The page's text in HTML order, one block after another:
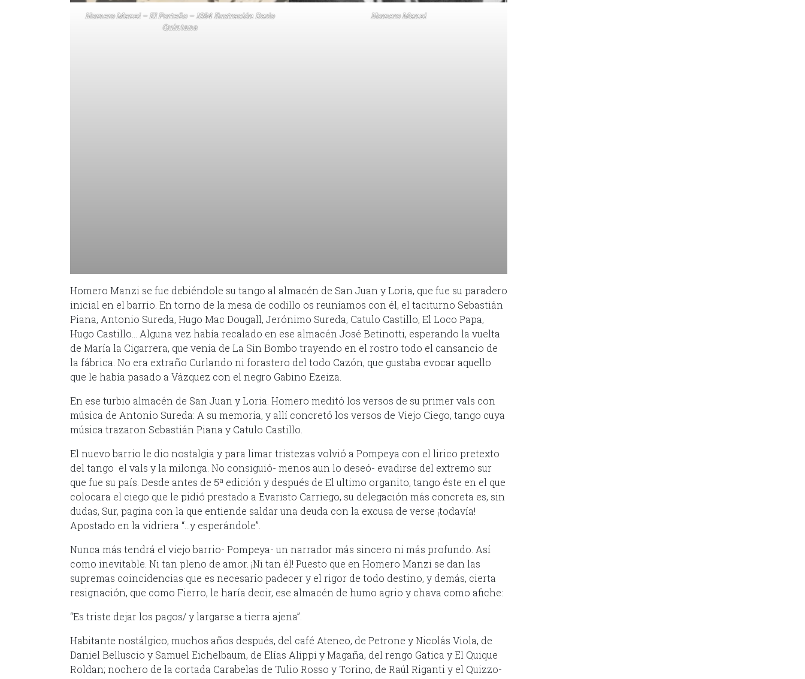
Homero Manzi – El Porteño – 1984 Ilustración Dario
Quintana
Homero Manzi
Homero Manzi se fue debiéndole su tango al almacén de San Juan y Loria, que fue su paradero
inicial en el barrio. En torno de la mesa de codillo os reuníamos con él, el taciturno Sebastián
Piana, Antonio Sureda, Hugo Mac Dougall, Jerónimo Sureda, Catulo Castillo, El Loco Papa,
Hugo Castillo… Alguna vez había recalado en ese almacén José Betinotti, esperando la vuelta
de María la Cigarrera, que venía de La Sin Bombo trayendo en el rostro todo el cansancio de
la fábrica. No era extraño Curlando ni forastero del todo Cazón, que gustaba evocar aquello
que le había pasado a Vázquez con el negro Gabino Ezeiza.
En ese turbio almacén de San Juan y Loria. Homero meditó los versos de su primer vals con
música de Antonio Sureda: A su memoria, y allí concretó los versos de Viejo Ciego, tango cuya
música trazaron Sebastián Piana y Catulo Castillo.
El nuevo barrio le dio nostalgia y para limar tristezas volvió a Pompeya con el lirico pretexto
del tango el vals y la milonga. No consiguió- menos aun lo deseó- evadirse del extremo sur
que fue su país. Desde antes de 5ª edición y después de El ultimo organito, tango éste en el que
colocara el ciego que le pidió prestado a Evaristo Carriego, su delegación más concreta es, sin
dudas, Sur, pagina con la que entiende saldar una deuda con la excusa de verse ¡todavía!
Apostado en la vidriera “…y esperándole”.
Nunca más tendrá el viejo barrio- Pompeya- un narrador más sincero ni más profundo. Así
como inevitable. Ni tan pleno de amor. ¡Ni tan él! Puesto que en Homero Manzi se dan las
supremas coincidencias que es necesario padecer y el rigor de todo destino, y demás, cierta
resignación, que como Fierro, le haría decir, ese almacén de humo agrio y chava como afiche:
“Es triste dejar los pagos/ y largarse a tierra ajena”.
Habitante nostálgico, muchos años después, del café Ateneo, de Petrone y Nicolás Viola, de
Daniel Belluscio y Samuel Eichelbaum, de Elías Alippi y Magaña, del rengo Gatica y El Quique
Roldan; nochero de la cortada Carabelas de Tulio Rosso y Torino, de Raúl Riganti y el Quizzo-